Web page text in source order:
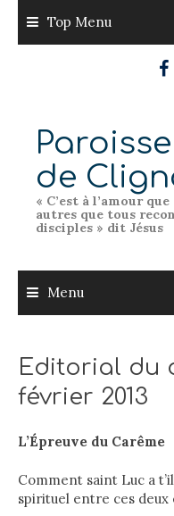
content
Top Menu
de
« C’est à l’amour
autres que tous
disciples » dit Jésus
Menu
Editorial du
février 2013
L’Épreuve du Carême
Comment saint Luc a
spirituel entre ces deux